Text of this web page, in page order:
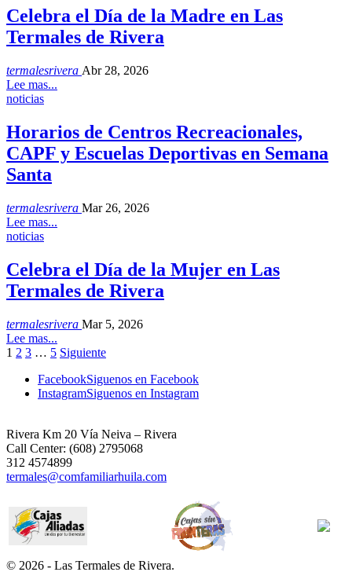
Celebra el Día de la Madre en Las
Termales de Rivera
termalesrivera Abr 28, 2026
Lee mas...
noticias
Horarios de Centros Recreacionales,
CAPF y Escuelas Deportivas en Semana
Santa
termalesrivera Mar 26, 2026
Lee mas...
noticias
Celebra el Día de la Mujer en Las
Termales de Rivera
termalesrivera Mar 5, 2026
Lee mas...
1 2 3 … 5 Siguiente
FacebookSiguenos en Facebook
InstagramSiguenos en Instagram
Rivera Km 20 Vía Neiva – Rivera
Call Center: (608) 2795068
312 4574899
termales@comfamiliarhuila.com
© 2026 - Las Termales de Rivera.